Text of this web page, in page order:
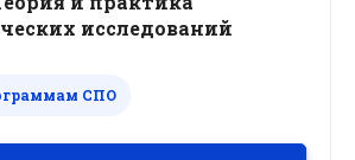
исследований
СПО